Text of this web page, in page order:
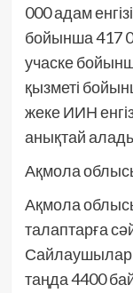
000 адам
бойынша 417
учаске
қызметі
жеке ИИН
анықтай
Ақмола
Ақмола
талаптарға
Сайлаушылар
таңда 4400